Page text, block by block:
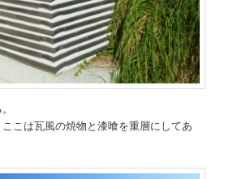
こは瓦風の焼物と漆喰を重層にしてあ